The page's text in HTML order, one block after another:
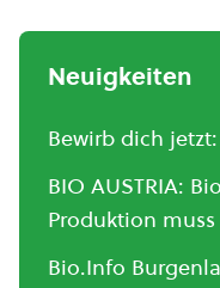
Neuigkeiten
Bewirb dich
BIO AUSTRIA:
Produktion
Bio.Info